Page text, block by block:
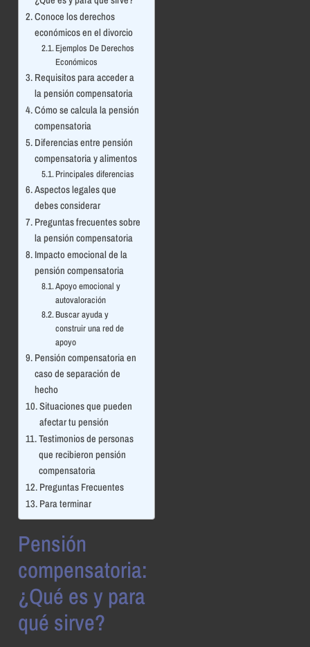
Conoce los derechos
económicos en el divorcio
Ejemplos De Derechos
Económicos
Requisitos para acceder a
la pensión compensatoria
Cómo se calcula la pensión
compensatoria
Diferencias entre pensión
compensatoria y alimentos
Principales diferencias
Aspectos legales que
debes considerar
Preguntas frecuentes sobre
la pensión compensatoria
Impacto emocional de la
pensión compensatoria
Apoyo emocional y
autovaloración
Buscar ayuda y
construir una red de
apoyo
Pensión compensatoria en
caso de separación de
hecho
Situaciones que pueden
afectar tu pensión
Testimonios de personas
que recibieron pensión
compensatoria
Preguntas Frecuentes
Para terminar
Pensión
compensatoria:
¿Qué es y para
qué sirve?